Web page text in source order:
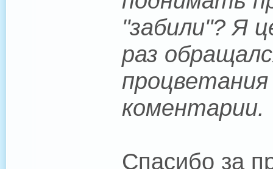
"забили"? Я
раз
коментарии.
Спасибо за